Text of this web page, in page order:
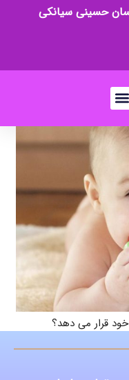
حسینی سیانکی
قرار می دهد؟